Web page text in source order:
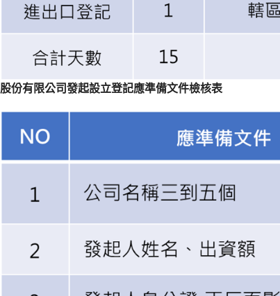
股份有限公司發起設立登記應準備文件檢核表